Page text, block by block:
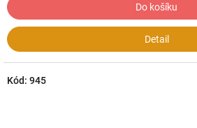
Do košíku
Detail
Kód: 945